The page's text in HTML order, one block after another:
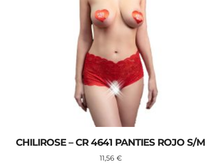
CHILIROSE – CR 4641 PANTIES ROJO S/M
11,56 €